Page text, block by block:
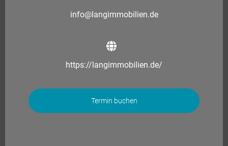
info@langimmobilien.de
https://langimmobilien.de/
Termin buchen